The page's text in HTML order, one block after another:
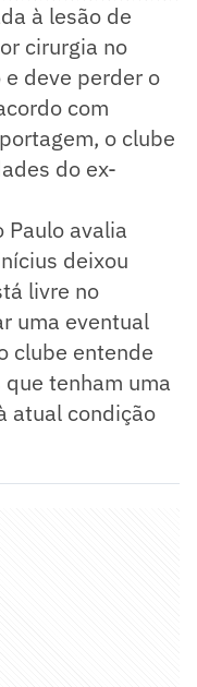
à lesão de
cirurgia no
deve perder o
com
o clube
do ex-
Paulo avalia
deixou
livre no
uma eventual
clube entende
tenham uma
atual condição